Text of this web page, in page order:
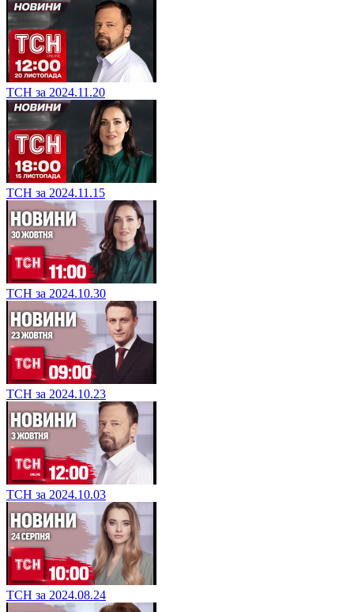
ТСН за 2024.11.20
ТСН за 2024.11.15
ТСН за 2024.10.30
ТСН за 2024.10.23
ТСН за 2024.10.03
ТСН за 2024.08.24